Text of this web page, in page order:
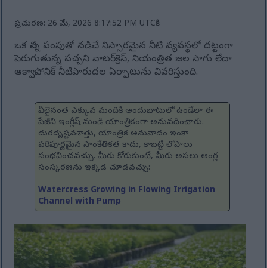
ప్రచురణ: 26 మే, 2026 8:17:52 PM UTCకి
ఒక చిన్న పంపుతో నడిచే నిస్సారమైన నీటి వ్యవస్థలో దట్టంగా
పెరుగుతున్న పచ్చని వాటర్‌క్రెస్, నియంత్రిత జల సాగు లేదా
ఆక్వాపోనిక్ నీటిపారుదల ఏర్పాటును వివరిస్తుంది.
వీలైనంత ఎక్కువ మందికి అందుబాటులో ఉండేలా ఈ
పేజీని ఇంగ్లీష్ నుండి యాంత్రికంగా అనువదించారు.
దురదృష్టవశాత్తు, యాంత్రిక అనువాదం ఇంకా
పరిపూర్ణమైన సాంకేతికత కాదు, కాబట్టి లోపాలు
సంభవించవచ్చు. మీరు కోరుకుంటే, మీరు అసలు ఆంగ్ల
సంస్కరణను ఇక్కడ చూడవచ్చు:
Watercress Growing in Flowing Irrigation
Channel with Pump